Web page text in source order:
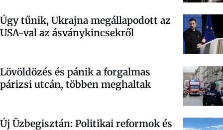
Úgy tűnik, Ukrajna megállapodott az
USA-val az ásványkincsekről
Lövöldözés és pánik a forgalmas
párizsi utcán, többen meghaltak
Új Üzbegisztán: Politikai reformok és